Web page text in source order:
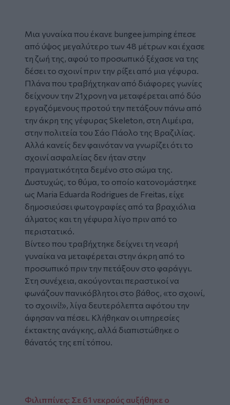
Μια γυναίκα που έκανε bungee jumping έπεσε
από ύψος μεγαλύτερο των 48 μέτρων και έχασε
τη ζωή της, αφού το προσωπικό ξέχασε να της
δέσει το σχοινί πριν την ρίξει από μια γέφυρα.
Πλάνα που τραβήχτηκαν από διάφορες γωνίες
δείχνουν την 21χρονη να μεταφέρεται από δύο
εργαζόμενους προτού την πετάξουν πάνω από
την άκρη της γέφυρας Skeleton, στη Λιμέιρα,
στην πολιτεία του Σάο Πάολο της Βραζιλίας.
Αλλά κανείς δεν φαινόταν να γνωρίζει ότι το
σχοινί ασφαλείας δεν ήταν στην
πραγματικότητα δεμένο στο σώμα της.
Δυστυχώς, το θύμα, το οποίο κατονομάστηκε
ως Maria Eduarda Rodrigues de Freitas, είχε
δημοσιεύσει φωτογραφίες από τα βραχιόλια
άλματος και τη γέφυρα λίγο πριν από το
περιστατικό.
Βίντεο που τραβήχτηκε δείχνει τη νεαρή
γυναίκα να μεταφέρεται στην άκρη από το
προσωπικό πριν την πετάξουν στο φαράγγι.
Στη συνέχεια, ακούγονται περαστικοί να
φωνάζουν πανικόβλητοι στο βάθος, «το σχοινί,
το σχοινί!», λίγα δευτερόλεπτα αφότου την
άφησαν να πέσει. Κλήθηκαν οι υπηρεσίες
έκτακτης ανάγκης, αλλά διαπιστώθηκε ο
θάνατός της επί τόπου.
Φιλιππίνες: Σε 61 νεκρούς αυξήθηκε ο